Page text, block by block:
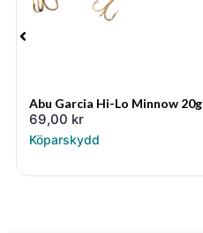
Abu Garcia Hi-Lo Minnow 20g
69,00 kr
Köparskydd